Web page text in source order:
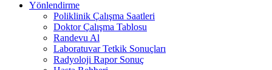
Yönlendirme
Poliklinik Çalışma Saatleri
Doktor Çalışma Tablosu
Randevu Al
Laboratuvar Tetkik Sonuçları
Radyoloji Rapor Sonuç